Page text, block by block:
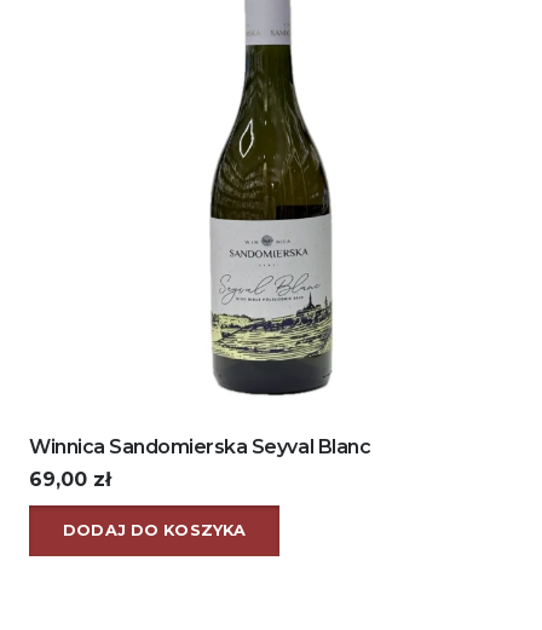
Winnica Sandomierska Seyval Blanc
69,00 zł
DODAJ DO KOSZYKA